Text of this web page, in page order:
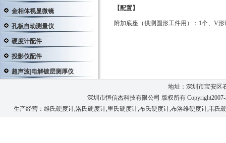
金相体视显微镜
孔板自动测量仪
硬度计配件
投影仪配件
超声波|电解镀层测厚仪
【配置】
附加底座（供测圆形工件用）：1个、V形
地址：深圳市宝安区
深圳市恒信杰科技有限公司 版权所有 Copyright2007-
生产经营： 维氏硬度计,洛氏硬度计,里氏硬度计,布氏硬度计,布洛维硬度计,韦氏